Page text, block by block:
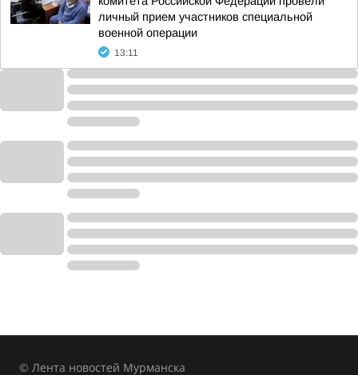
личный прием участников специальной
военной операции
13:11
© Лента новостей Мурманска